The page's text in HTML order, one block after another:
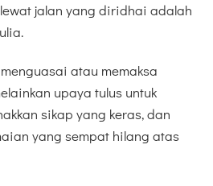
jalan yang diridhai adalah
atau memaksa
upaya tulus untuk
sikap yang keras, dan
yang sempat hilang atas